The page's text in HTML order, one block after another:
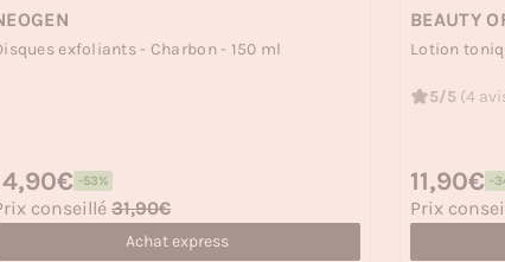
exfoliants - Charbon - 150 ml
soldé-53%
habituel
conseillé 31,90€
Achat express
BEAUTY
Lotion
5/5 (4
Prix soldé
11,90€ -
Prix
Prix